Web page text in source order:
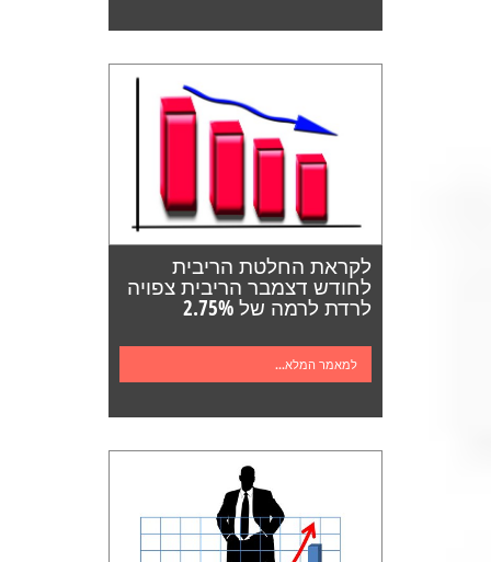
לקראת החלטת הריבית
לחודש דצמבר הריבית צפויה
לרדת לרמה של 2.75%
למאמר המלא...